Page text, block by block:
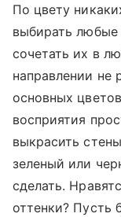
По цвету
выбирать любые
сочетать их в
направлении не
основных
восприятия
выкрасить
зеленый или
сделать.
оттенки? Пусть